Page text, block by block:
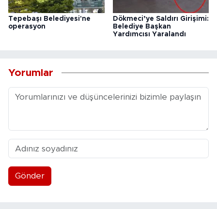
Tepebaşı Belediyesi'ne
operasyon
Dökmeci’ye Saldırı Girişimi:
Belediye Başkan
Yardımcısı Yaralandı
Yorumlar
Gönder